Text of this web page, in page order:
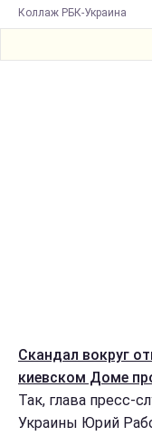
Коллаж РБК-Украина
Скандал вокруг
киевском Доме
Так, глава пресс-
Украины Юрий